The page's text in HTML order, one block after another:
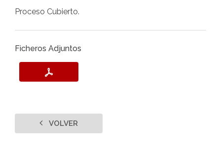
Proceso Cubierto.
Ficheros Adjuntos
VOLVER